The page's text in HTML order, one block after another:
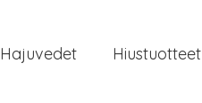
Hajuvedet Hiustuotteet